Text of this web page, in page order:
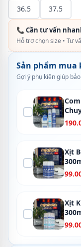
36.5 37.5
📞 Cần tư vấn
Hỗ trợ chọn size • Tư
Sản phẩm mua
Gợi ý phụ kiện giúp
Xịt
Xịt